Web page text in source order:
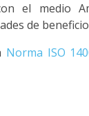
el medio
de
Norma ISO